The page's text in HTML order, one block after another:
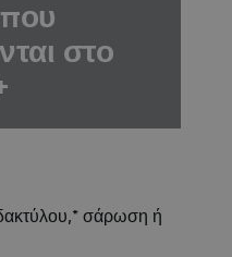
στο
δακτύλου,* σάρωση ή